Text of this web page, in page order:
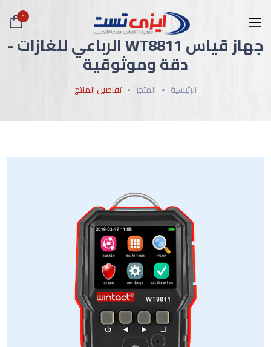
0
جهاز قياس WT8811 الرباعي للغازات -
دقة وموثوقية
الرئيسية المتجر تفاصيل المنتج